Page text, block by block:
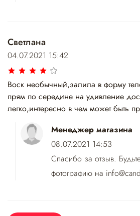
Светлана
04.07.2021 15:42
Воск необычный,залила в форму
прям по середине на удивление
легко,интересно в чем может
Менеджер магазина
08.07.2021 14:53
Спасибо за отзыв.
фотографию на